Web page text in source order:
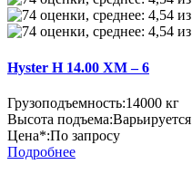
Hyster H 14.00 XM – 6
Грузоподъемность:14000 кг
Высота подъема:Варьируется
Цена*:По запросу
Подробнее